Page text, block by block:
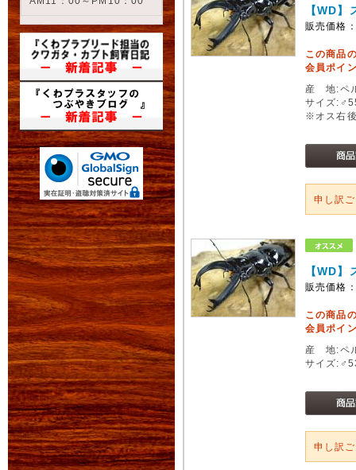
【WD
販売価格
この商品
会員ポイ
産 地:ペ
サイズ
※オス右
申し訳
【WD
販売価格
この商品
会員ポイ
産 地:ペ
サイズ
申し訳